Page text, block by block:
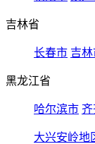
吉林省
长春市 吉
黑龙江省
哈尔滨市
大兴安岭地